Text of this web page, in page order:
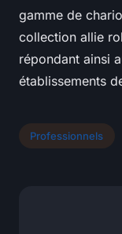
gamme de
collection allie
répondant ainsi
établissements
Professionnels